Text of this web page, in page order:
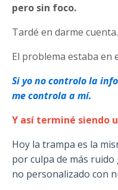
pero sin foco.
Tardé en darme cuenta.
El problema estaba en
Si yo no controlo la
me controla a mí.
Y así terminé siendo
Hoy la trampa es la
por culpa de más
no personalizado con